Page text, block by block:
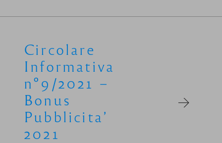
Circolare
Informativa
n°9/2021 –
Bonus
Pubblicita’
2021